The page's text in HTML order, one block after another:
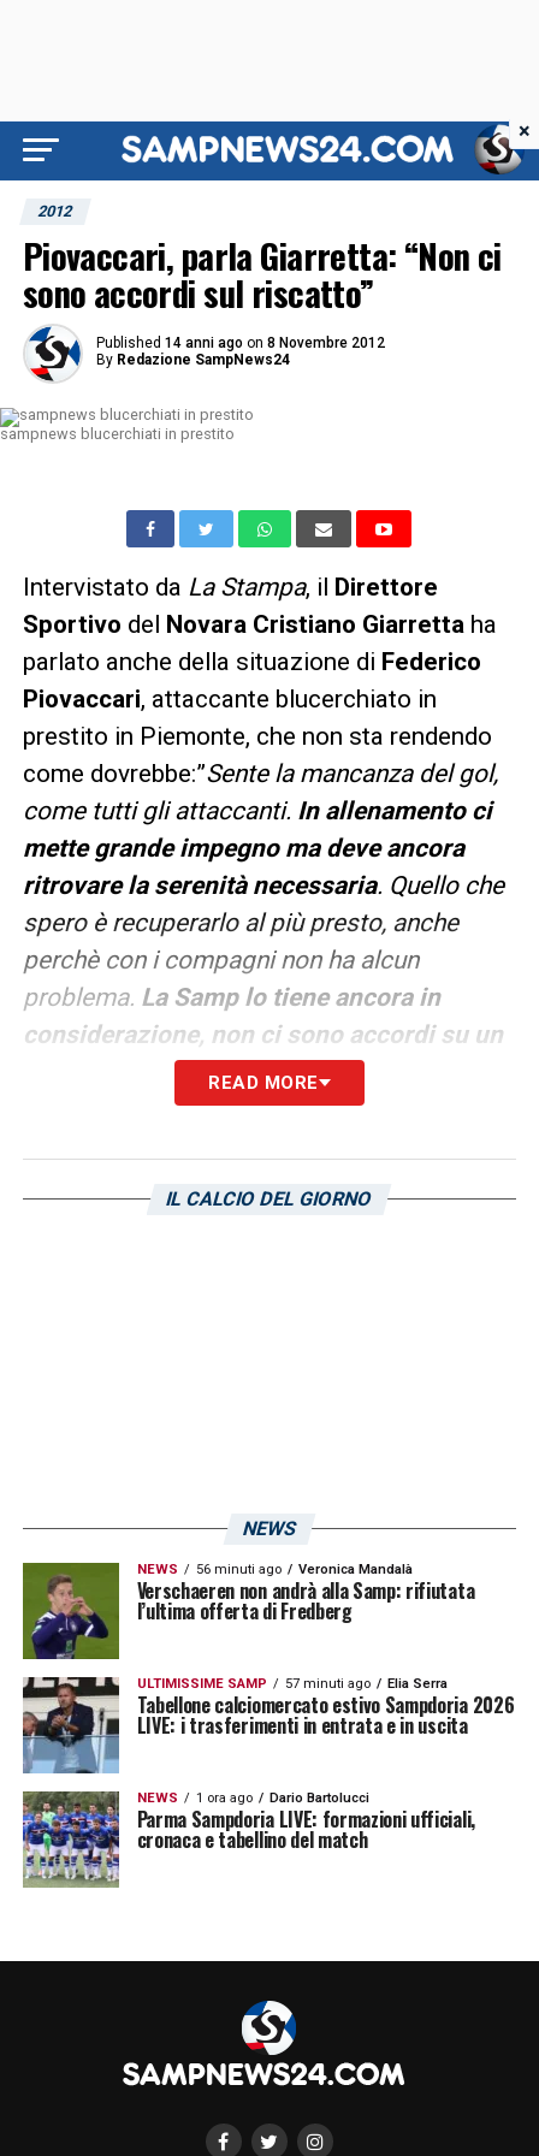
2012
Piovaccari, parla Giarretta: “Non ci
sono accordi sul riscatto”
Published 14 anni ago on 8 Novembre 2012
By Redazione SampNews24
sampnews blucerchiati in prestito
Intervistato da La Stampa, il Direttore
Sportivo del Novara Cristiano Giarrettaha
parlato anche della situazione di Federico
Piovaccari, attaccante blucerchiato in
prestito in Piemonte, che non sta rendendo
come dovrebbe:”Sente la mancanza del gol,
come tutti gli attaccanti. In allenamento ci
mette grande impegno ma deve ancora
ritrovare la serenità necessaria. Quello che
spero è recuperarlo al più presto, anche
perchè con i compagni non ha alcun
problema. La Samp lo tiene ancora in
considerazione, non ci sono accordi su un
eventuale riscatto. Ne parleremo a fine
READ MORE
IL CALCIO DEL GIORNO
NEWS
NEWS 56 minuti ago Veronica Mandalà
Verschaeren non andrà alla Samp: rifiutata
l’ultima offerta di Fredberg
ULTIMISSIME SAMP 57 minuti ago Elia Serra
Tabellone calciomercato estivo Sampdoria 2026
LIVE: i trasferimenti in entrata e in uscita
NEWS 1 ora ago Dario Bartolucci
Parma Sampdoria LIVE: formazioni ufficiali,
cronaca e tabellino del match
×